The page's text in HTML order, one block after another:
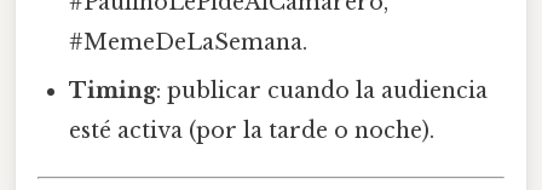
#MemeDeLaSemana.
Timing: publicar cuando la audiencia
esté activa (por la tarde o noche).